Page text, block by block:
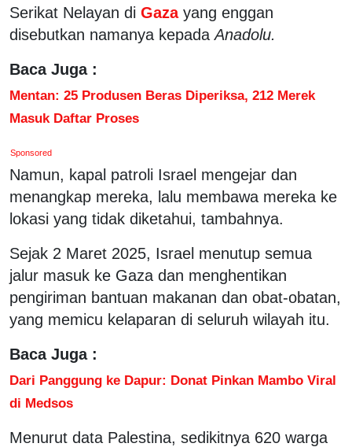
Serikat Nelayan di Gaza yang enggan
disebutkan namanya kepadaAnadolu.
Baca Juga :
Mentan: 25 Produsen Beras Diperiksa, 212 Merek
Masuk Daftar Proses
Sponsored
Namun, kapal patroli Israel mengejar dan
menangkap mereka, lalu membawa mereka ke
lokasi yang tidak diketahui, tambahnya.
Sejak 2 Maret 2025, Israel menutup semua
jalur masuk ke Gaza dan menghentikan
pengiriman bantuan makanan dan obat-obatan,
yang memicu kelaparan di seluruh wilayah itu.
Baca Juga :
Dari Panggung ke Dapur: Donat Pinkan Mambo Viral
di Medsos
Menurut data Palestina, sedikitnya 620 warga